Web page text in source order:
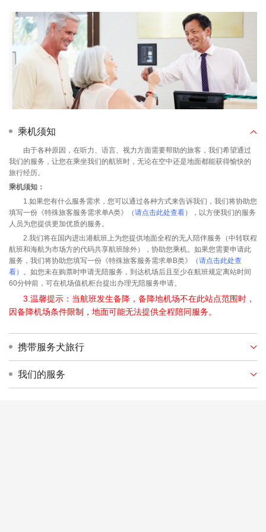
乘机须知
由于各种原因，在听力、语言、视力方面需要帮助的旅客，我们希望通过
我们的服务，让您在乘坐我们的航班时，无论在空中还是地面都能获得愉快的
旅行经历。
乘机须知：
1.如果您有什么服务需求，您可以通过各种方式来告诉我们，我们将协助您
填写一份《特殊旅客服务需求单A类》
（请点击此处查看）
，以方便我们的服务
人员为您提供更加优质的服务。
2.我们将在国内进出港航班上为您提供地面全程的无人陪伴服务（中转联程
航班和海航为市场方的代码共享航班除外），协助您乘机。如果您需要申请此
服务，我们将协助您填写一份《特殊旅客服务需求单B类》
（请点击此处查
看） 。如您未在购票时申请无陪服务，到达机场后且至少在航班规定离站时间
60分钟前，可在机场值机柜台提出办理无陪服务申请。
3.温馨提示：当航班发生备降，备降地机场不在此站点范围时，
因备降机场条件限制，地面可能无法提供全程陪同服务。
携带服务犬旅行
我们的服务